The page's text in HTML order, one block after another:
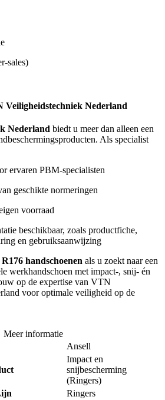
sales)
Nederland
Nederland biedt u meer dan alleen een
Als specialist
ervaren PBM-specialisten
geschikte normeringen
voorraad
beschikbaar, zoals productfiche,
en gebruiksaanwijzing
handschoenen als u zoekt naar een
werkhandschoen met impact-, snij- én
op de expertise van VTN
voor optimale veiligheid op de
Meer informatie
Ansell
Impact en
snijbescherming
(Ringers)
Ringers